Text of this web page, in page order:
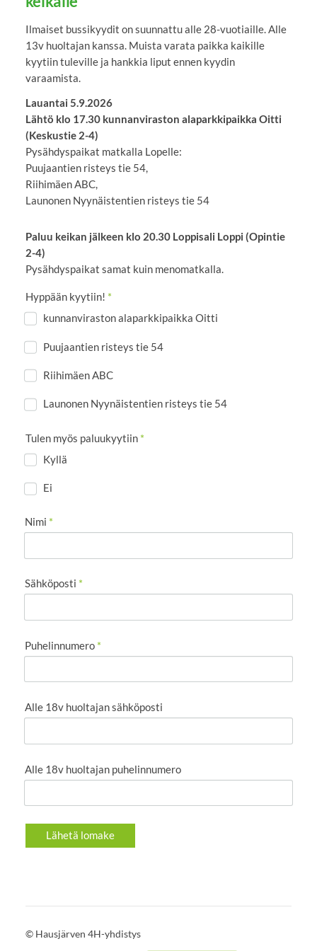
Ilmaiset bussikyydit on suunnattu alle 28-vuotiaille. Alle
13v huoltajan kanssa. Muista varata paikka kaikille
kyytiin tuleville ja hankkia liput ennen kyydin
varaamista.
Lauantai 5.9.2026
Lähtö klo 17.30 kunnanviraston alaparkkipaikka Oitti
(Keskustie 2-4)
Pysähdyspaikat matkalla Lopelle:
Puujaantien risteys tie 54,
Riihimäen ABC,
Launonen Nyynäistentien risteys tie 54
Paluu keikan jälkeen klo 20.30 Loppisali Loppi (Opintie
2-4)
Pysähdyspaikat samat kuin menomatkalla.
Hyppään kyytiin! *
kunnanviraston alaparkkipaikka Oitti
Puujaantien risteys tie 54
Riihimäen ABC
Launonen Nyynäistentien risteys tie 54
Tulen myös paluukyytiin*
Kyllä
Ei
Nimi *
Sähköposti *
Puhelinnumero *
Alle 18v huoltajan sähköposti
Alle 18v huoltajan puhelinnumero
Lähetä lomake
© Hausjärven 4H-yhdistys